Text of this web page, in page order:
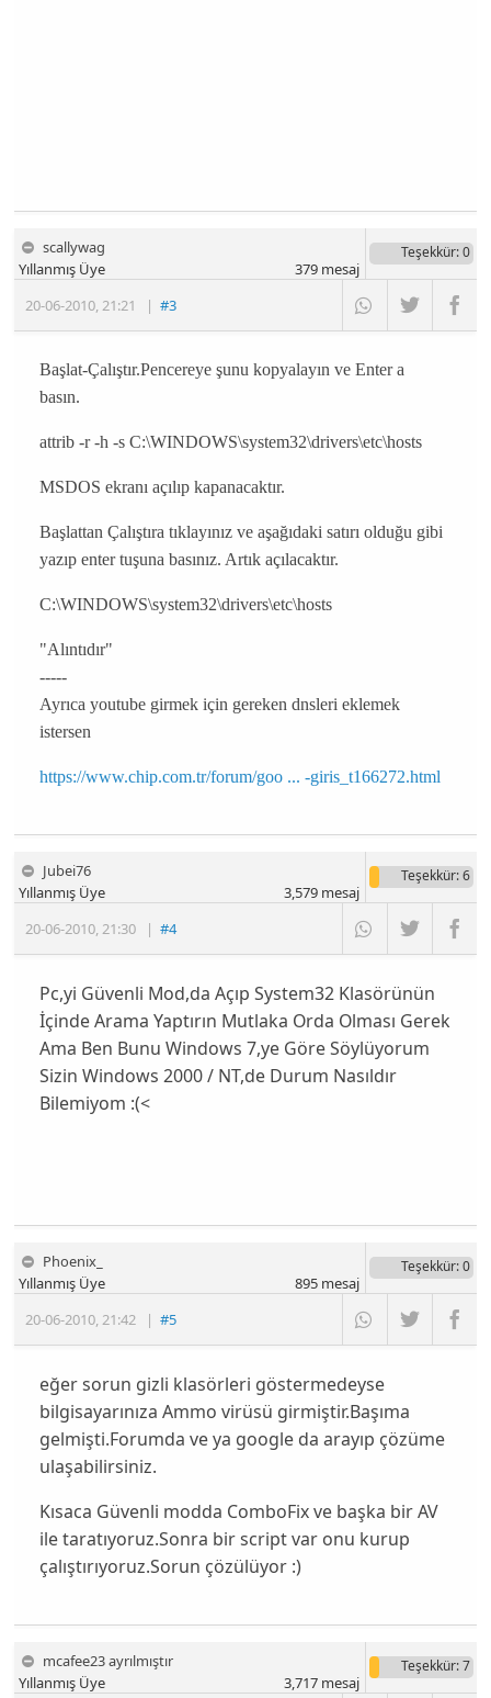
scallywag
20-06-2010,21:21 |#3
Yıllanmış Üye
Teşekkür: 0
379mesaj
Başlat-Çalıştır.Pencereye şunu kopyalayın ve Enter a
basın.
attrib -r -h -s C:\WINDOWS\system32\drivers\etc\hosts
MSDOS ekranı açılıp kapanacaktır.
Başlattan Çalıştıra tıklayınız ve aşağıdaki satırı olduğu gibi
yazıp enter tuşuna basınız. Artık açılacaktır.
C:\WINDOWS\system32\drivers\etc\hosts
"Alıntıdır"
-----
Ayrıca youtube girmek için gereken dnsleri eklemek
istersen
https://www.chip.com.tr/forum/goo ... -giris_t166272.html
Jubei76
20-06-2010,21:30 |#4
Yıllanmış Üye
Teşekkür: 6
3,579mesaj
Pc,yi Güvenli Mod,da Açıp System32 Klasörünün
İçinde Arama Yaptırın Mutlaka Orda Olması Gerek
Ama Ben Bunu Windows 7,ye Göre Söylüyorum
Sizin Windows 2000 / NT,de Durum Nasıldır
Bilemiyom :(<
Phoenix_
20-06-2010,21:42 |#5
Yıllanmış Üye
Teşekkür: 0
895mesaj
eğer sorun gizli klasörleri göstermedeyse
bilgisayarınıza Ammo virüsü girmiştir.Başıma
gelmişti.Forumda ve ya google da arayıp çözüme
ulaşabilirsiniz.
Kısaca Güvenli modda ComboFix ve başka bir AV
ile taratıyoruz.Sonra bir script var onu kurup
çalıştırıyoruz.Sorun çözülüyor :)
mcafee23 ayrılmıştır
Yıllanmış Üye
Teşekkür: 7
3,717mesaj